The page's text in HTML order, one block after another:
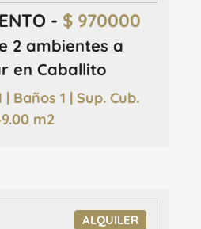
- $ 970000
2 ambientes a
en Caballito
| Baños 1 | Sup. Cub.
m2
ALQUILER